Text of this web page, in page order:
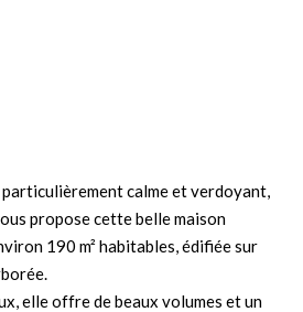
VENDRE
votre bien
Nos biens vendus
calme et verdoyant,
propose cette belle maison
190 m² habitables, édifiée sur
elle offre de beaux volumes et un